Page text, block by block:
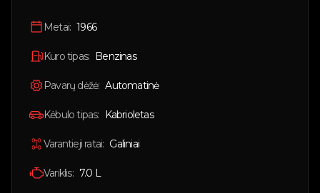
🇬🇧
Prisijungti
Metai: 1966
Kuro tipas: Benzinas
Pavarų dėžė: Automatinė
Kėbulo tipas: Kabrioletas
Varantieji ratai: Galiniai
Variklis: 7.0 L